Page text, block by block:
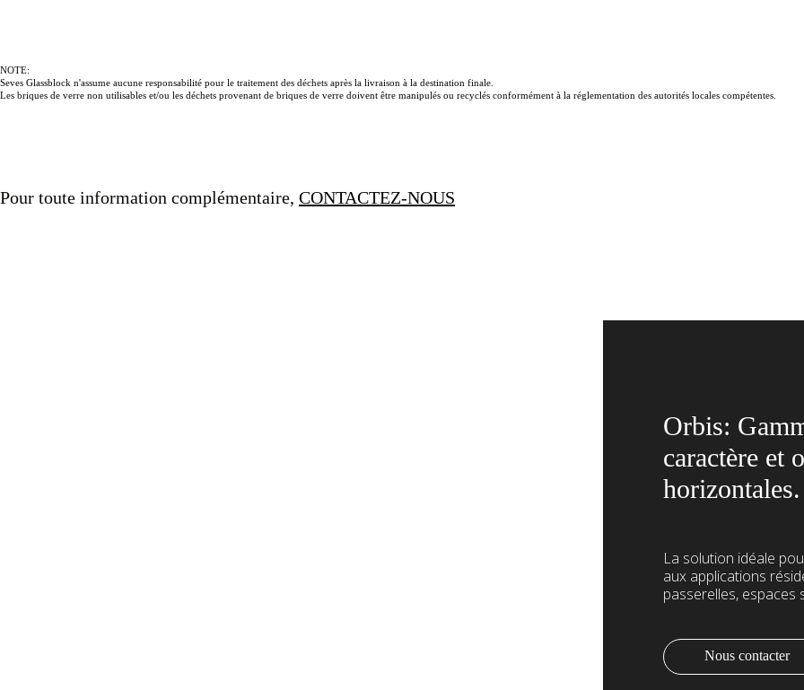
NOTE:
Seves Glassblock n'assume aucune responsabilité pour le traitement des déchets après la livraison à la destination finale.
Les briques de verre non utilisables et/ou les déchets provenant de briques de verre doivent être manipulés ou recyclés conformément à la réglementation des autorités locales compétentes.
Pour toute information complémentaire, CONTACTEZ-NOUS
Orbis:
caractère et
horizontales.
La solution idéale
aux applications
passerelles,
Nous contacter